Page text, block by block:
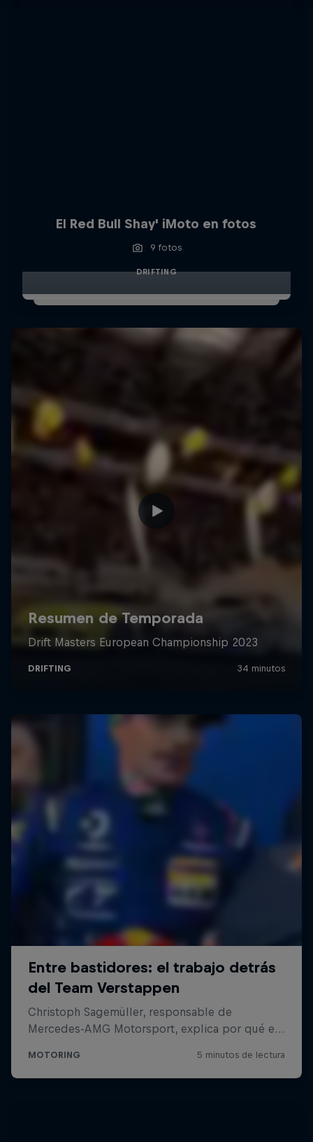
El Red Bull Shay' iMoto en fotos
9 fotos
DRIFTING